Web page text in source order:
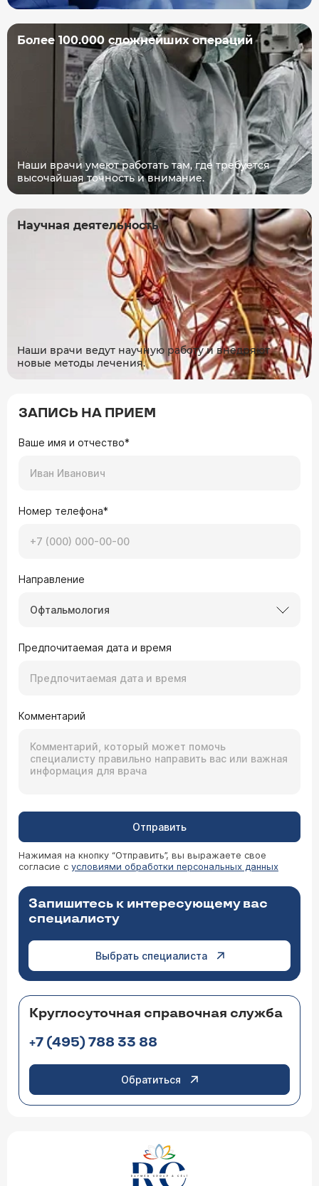
Более 100.000 сложнейших операций
Наши врачи умеют работать там, где требуется
высочайшая точность и внимание.
Научная деятельность
Наши врачи ведут научную работу и внедряют
новые методы лечения.
ЗАПИСЬ НА ПРИЕМ
Ваше имя и отчество*
Номер телефона*
Направление
Офтальмология
Предпочитаемая дата и время
Комментарий
Отправить
Нажимая на кнопку “Отправить”, вы выражаете свое
согласие с условиями обработки персональных данных
Запишитесь к интересующему вас
специалисту
Выбрать специалиста
Круглосуточная справочная служба
+7 (495) 788 33 88
Обратиться